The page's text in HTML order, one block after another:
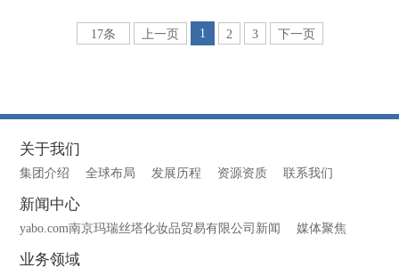
17条 上一页 1 2 3 下一页
关于我们
集团介绍 全球布局 发展历程 资源资质 联系我们
新闻中心
yabo.com南京玛瑞丝塔化妆品贸易有限公司新闻 媒体聚焦
业务领域